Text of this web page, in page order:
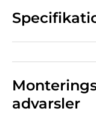
advarsler